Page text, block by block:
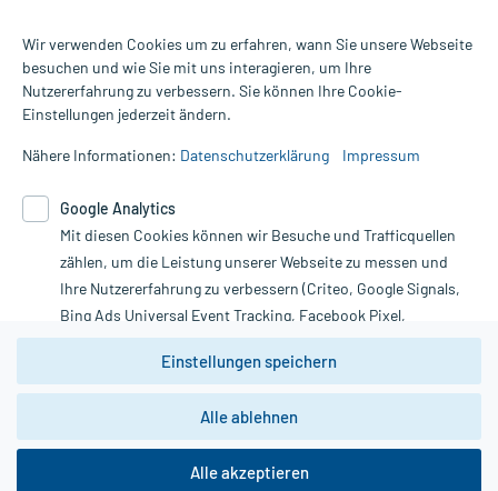
mit durchschnittlich 4,8 von 5 Sternen abgegeben.
Alle Preise gelten inkl. MwSt., ggf. zzgl. Versandkosten
Informationen auf dieser Website werden ausschließlich für
die Untersuchung und Behandlung durch einen Arzt. Bitte
Therapien eingeleitet werden können. | Diese Webseite benutzt
Google Analytics. Lesen Sie bitte dazu die wichtigen Hinweise in
unserer Datenschutzerklärung. Für den Widerruf einer Bestellung
nutzen Sie das Formular:
Vertrag widerrufen
*Hinweise zu unseren Aktionen und Bewertungen
Wir verwenden Cookies um zu erfahren, wann Sie unsere Webseite
besuchen und wie Sie mit uns interagieren, um Ihre
Nutzererfahrung zu verbessern. Sie können Ihre Cookie-
Einstellungen jederzeit ändern.
Nähere Informationen: Datenschutzerklärung Impressum
Google Analytics
Mit diesen Cookies können wir Besuche und Trafficquellen
zählen, um die Leistung unserer Webseite zu messen und
Ihre Nutzererfahrung zu verbessern (Criteo, Google Signals,
Bing Ads Universal Event Tracking, Facebook Pixel,
Youtube-Social Plugin).
Wir weisen darauf hin, dass die
zwingend den Europäischen Anforderungen gem. EU-
DSGVO genügen und ein Datentransfer in Drittstaaten bzw.
Daten dort verarbeitet werden, kann nicht geprüft und
Einstellungen speichern
Alle ablehnen
Alle akzeptieren